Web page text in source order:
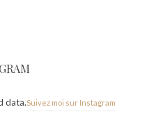
data.Suivez moi sur Instagram